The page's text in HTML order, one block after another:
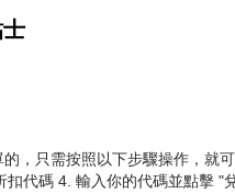
，只需按照以下步驟操作，就
代碼 4. 輸入你的代碼並點擊 "